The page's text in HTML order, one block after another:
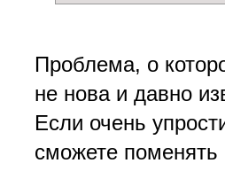
Проблема, о
не нова и давно
Если очень
сможете